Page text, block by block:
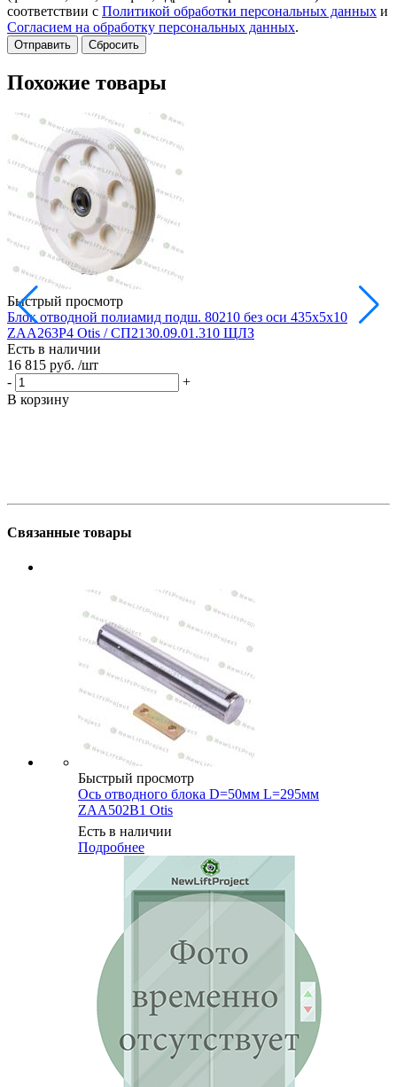
соответствии с Политикой обработки персональных данных и
Согласием на обработку персональных данных.
Сбросить
Похожие товары
Быстрый просмотр
Блок отводной полиамид подш. 80210 без оси 435х5х10
ZAA263P4 Otis / СП2130.09.01.310 ЩЛЗ
Есть в наличии
16 815 руб. /шт
-
+
В корзину
Связанные товары
Быстрый просмотр
Ось отводного блока D=50мм L=295мм
ZAA502B1 Otis
Есть в наличии
Подробнее